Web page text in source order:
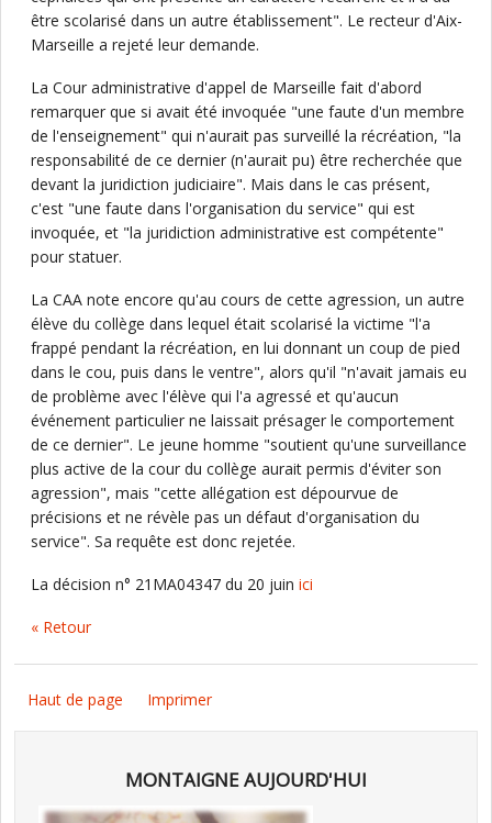
être scolarisé dans un autre établissement". Le recteur d'Aix-
Marseille a rejeté leur demande.
La Cour administrative d'appel de Marseille fait d'abord
remarquer que si avait été invoquée "une faute d'un membre
de l'enseignement" qui n'aurait pas surveillé la récréation, "la
responsabilité de ce dernier (n'aurait pu) être recherchée que
devant la juridiction judiciaire". Mais dans le cas présent,
c'est "une faute dans l'organisation du service" qui est
invoquée, et "la juridiction administrative est compétente"
pour statuer.
La CAA note encore qu'au cours de cette agression, un autre
élève du collège dans lequel était scolarisé la victime "l'a
frappé pendant la récréation, en lui donnant un coup de pied
dans le cou, puis dans le ventre", alors qu'il "n'avait jamais eu
de problème avec l'élève qui l'a agressé et qu'aucun
événement particulier ne laissait présager le comportement
de ce dernier". Le jeune homme "soutient qu'une surveillance
plus active de la cour du collège aurait permis d'éviter son
agression", mais "cette allégation est dépourvue de
précisions et ne révèle pas un défaut d'organisation du
service". Sa requête est donc rejetée.
La décision n° 21MA04347 du 20 juin ici
« Retour
Haut de page Imprimer
MONTAIGNE AUJOURD'HUI